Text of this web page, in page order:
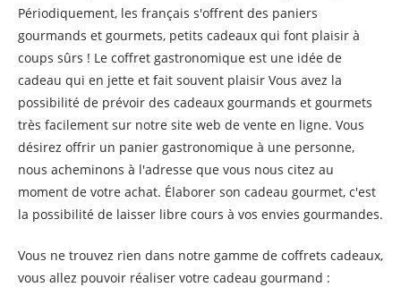
Périodiquement, les français s'offrent des paniers
gourmands et gourmets, petits cadeaux qui font plaisir à
coups sûrs ! Le coffret gastronomique est une idée de
cadeau qui en jette et fait souvent plaisir Vous avez la
possibilité de prévoir des cadeaux gourmands et gourmets
très facilement sur notre site web de vente en ligne. Vous
désirez offrir un panier gastronomique à une personne,
nous acheminons à l'adresse que vous nous citez au
moment de votre achat. Élaborer son cadeau gourmet, c'est
la possibilité de laisser libre cours à vos envies gourmandes.
Vous ne trouvez rien dans notre gamme de coffrets cadeaux,
vous allez pouvoir réaliser votre cadeau gourmand :